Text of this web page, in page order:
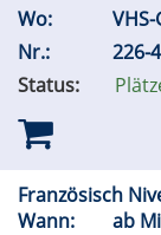
Wo:
Nr.:
226-
Status:
Französisch
Wann:
ab